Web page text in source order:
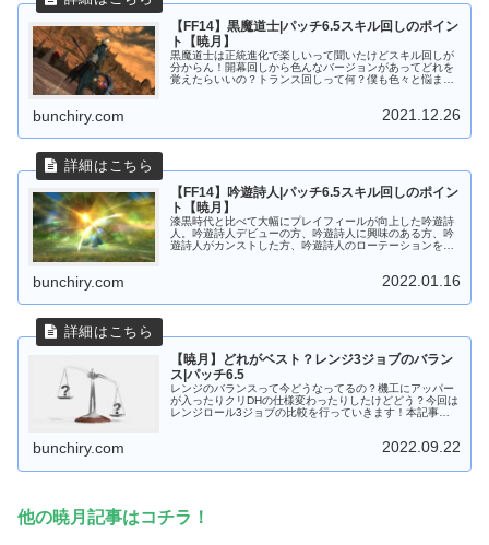
【FF14】黒魔道士|パッチ6.5スキル回しのポイン
ト【暁月】
黒魔道士は正統進化で楽しいって聞いたけどスキル回しが
分からん！開幕回しから色んなバージョンがあってどれを
覚えたらいいの？トランス回しって何？僕も色々と悩まさ
bunchiry.com 2021.12.26
【FF14】吟遊詩人|パッチ6.5スキル回しのポイン
ト【暁月】
漆黒時代と比べて大幅にプレイフィールが向上した吟遊詩
人。吟遊詩人デビューの方、吟遊詩人に興味のある方、吟
遊詩人がカンストした方、吟遊詩人のローテーションを知
bunchiry.com 2022.01.16
【暁月】どれがベスト？レンジ3ジョブのバラン
ス|パッチ6.5
レンジのバランスって今どうなってるの？機工にアッパー
が入ったりクリDHの仕様変わったりしたけどどう？今回は
レンジロール3ジョブの比較を行っていきます！本記事の
bunchiry.com 2022.09.22
他の暁月記事はコチラ！